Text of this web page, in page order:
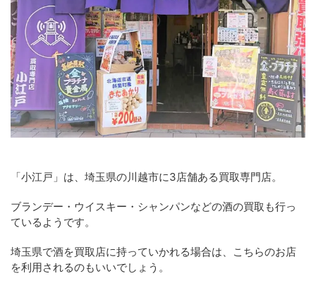
「小江戸」は、埼玉県の川越市に3店舗ある買取専門店。
ブランデー・ウイスキー・シャンパンなどの酒の買取も行っ
ているようです。
埼玉県で酒を買取店に持っていかれる場合は、こちらのお店
を利用されるのもいいでしょう。